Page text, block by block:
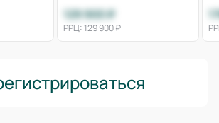
129 900 ₽
РРЦ: 129 900 ₽